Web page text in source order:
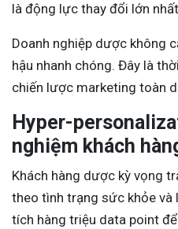
là động lực thay đổi lớn
Doanh nghiệp dược không
hậu nhanh chóng. Đây là
chiến lược marketing toàn
Hyper-
nghiệm khách
Khách hàng dược kỳ vọng
theo tình trạng sức khỏe và
tích hàng triệu data point